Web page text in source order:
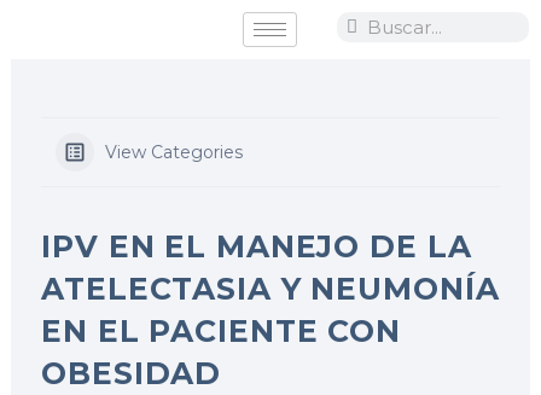
Search
Search
View Categories
IPV EN EL MANEJO DE LA
ATELECTASIA Y NEUMONÍA
EN EL PACIENTE CON
OBESIDAD